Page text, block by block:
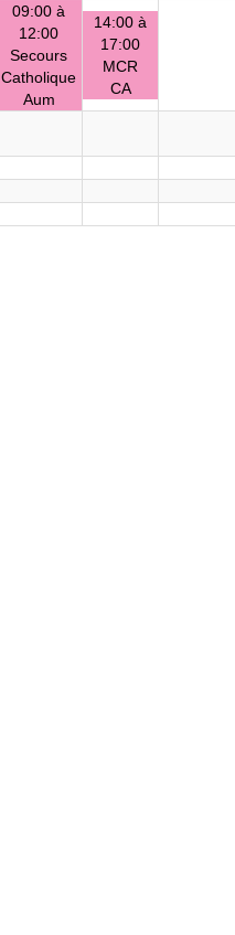
09:00 à
12:00
Secours
Catholique
Aum
14:00 à
17:00
MCR
CA